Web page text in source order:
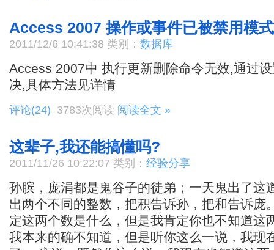
Access 2007 操作或事件已被禁用模
2011/12/6 10:41:38 类别： 数据库
Access 2007中 执行更新删除命令无效,通过
决,具体方法见详情
评论(24) 3783次阅读 阅读全文 »
这辈子,我还能搞懂吗?
2011/11/26 10:22:07 类别： 经验分享
孙膑，庞涓都是鬼谷子的徒弟；一天鬼出了这
出两个不同的整数，把积告诉孙，把和告诉庞
定这两个数是什么，但是我肯定你也不知道这
我本来的确不知道，但是听你这么一说，我现